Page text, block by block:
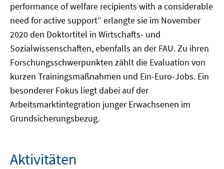
performance of welfare recipients with a considerable
need for active support” erlangte sie im November
2020 den Doktortitel in Wirtschafts- und
Sozialwissenschaften, ebenfalls an der FAU. Zu ihren
Forschungsschwerpunkten zählt die Evaluation von
kurzen Trainingsmaßnahmen und Ein-Euro-Jobs. Ein
besonderer Fokus liegt dabei auf der
Arbeitsmarktintegration junger Erwachsenen im
Grundsicherungsbezug.
Aktivitäten